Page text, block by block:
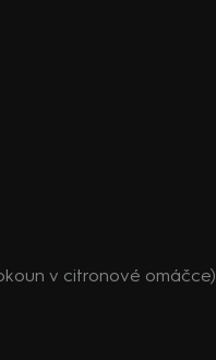
v citronové omáčce)